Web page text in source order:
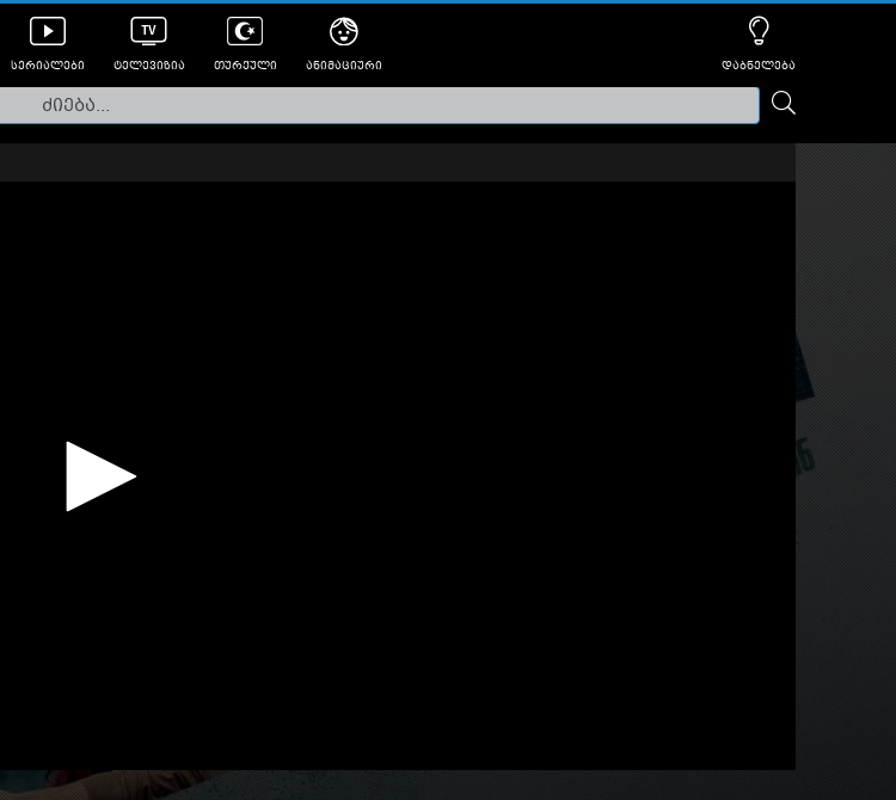
სერიალები ტელევიზია თურქული ანიმაციური დაბნელება